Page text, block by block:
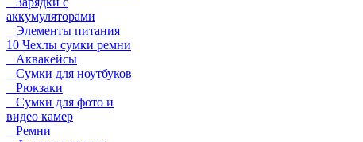
аккумуляторами
Элементы питания
10 Чехлы сумки ремни
Аквакейсы
Сумки для ноутбуков
Рюкзаки
Сумки для фото и
видео камер
Ремни